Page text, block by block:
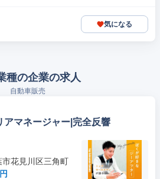
気になる
種の企業の求人
自動車販売
アマネージャー|完全反響
花見川区三角町